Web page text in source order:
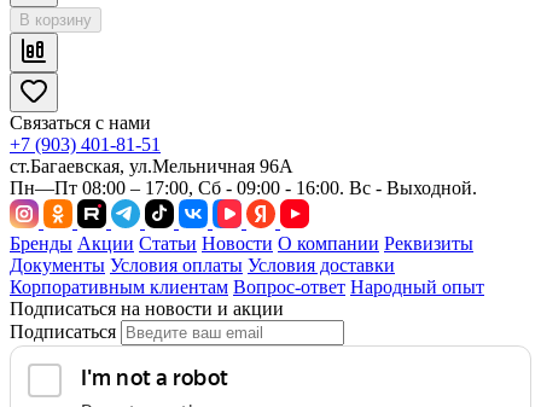
В корзину
Связаться с нами
+7 (903) 401-81-51
ст.Багаевская, ул.Мельничная 96А
Пн—Пт 08:00 – 17:00, Сб - 09:00 - 16:00. Вс - Выходной.
Бренды Акции Статьи Новости О компании Реквизиты
Документы Условия оплаты Условия доставки
Корпоративным клиентам Вопрос-ответ Народный опыт
Подписаться на новости и акции
Подписаться